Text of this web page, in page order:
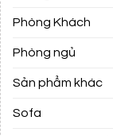
Phòng Khách
Phòng ngủ
Sản phẩm khác
Sofa